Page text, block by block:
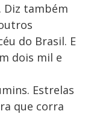
Diz também
do Brasil. E
dois mil e
Estrelas
que corra